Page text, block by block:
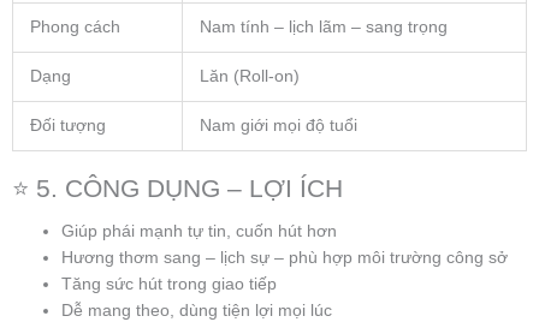
Phong cách Nam tính – lịch lãm – sang trọng
Dạng Lăn (Roll-on)
Đối tượng Nam giới mọi độ tuổi
⭐ 5. CÔNG DỤNG – LỢI ÍCH
Giúp phái mạnh tự tin, cuốn hút hơn
Hương thơm sang – lịch sự – phù hợp môi trường công sở
Tăng sức hút trong giao tiếp
Dễ mang theo, dùng tiện lợi mọi lúc